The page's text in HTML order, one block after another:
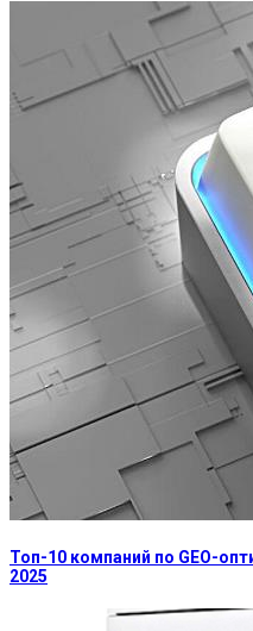
Топ-10 компаний по GEO-
2025